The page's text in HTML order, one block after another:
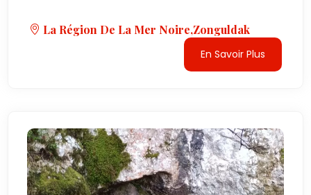
La Région De La Mer Noire,Zonguldak
En Savoir Plus